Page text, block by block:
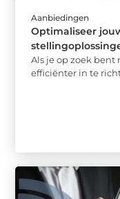
Aanbiedingen
Optimaliseer
Als je op zoek
efficiënter in te